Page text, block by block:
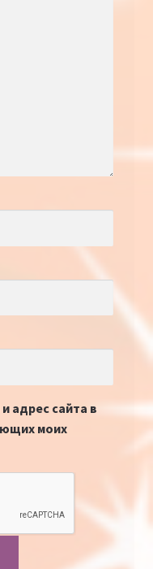
адрес сайта в
моих